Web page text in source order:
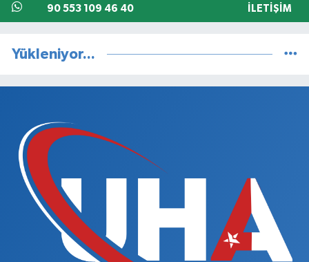
90 553 109 46 40 İLETIŞIM
Yükleniyor...